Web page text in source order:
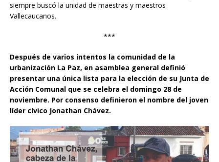
siempre buscó la unidad de maestras y maestros
Vallecaucanos.
***
Después de varios intentos la comunidad de la
urbanización La Paz, en asamblea general definió
presentar una única lista para la elección de su Junta de
Acción Comunal que se celebra el domingo 28 de
noviembre. Por consenso definieron el nombre del joven
líder cívico Jonathan Chávez.